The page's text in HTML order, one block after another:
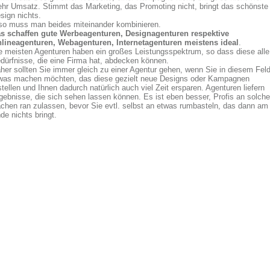
Umsatz. Stimmt das Marketing, das Promoting nicht, bringt das schönste
nichts.
muss man beides miteinander kombinieren.
schaffen gute Werbeagenturen, Designagenturen respektive
Webagenturen, Internetagenturen meistens ideal .
meisten Agenturen haben ein großes Leistungsspektrum, so dass diese alle
die eine Firma hat, abdecken können.
sollten Sie immer gleich zu einer Agentur gehen, wenn Sie in diesem Feld
machen möchten, das diese gezielt neue Designs oder Kampagnen
und Ihnen dadurch natürlich auch viel Zeit ersparen. Agenturen liefern
die sich sehen lassen können. Es ist eben besser, Profis an solche
ran zulassen, bevor Sie evtl. selbst an etwas rumbasteln, das dann am
nichts bringt.